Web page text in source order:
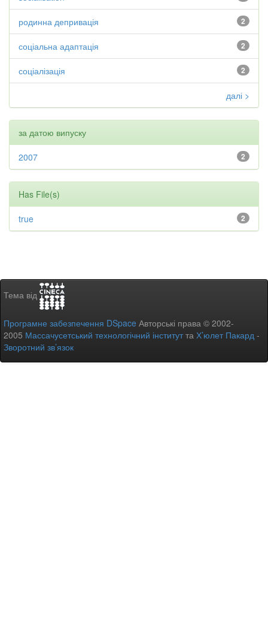
2
родинна депривація
2
соціальна адаптація
2
соціалізація
далі >
за датою випуску
2
2007
Has File(s)
2
true
Тема від
Програмне забезпечення DSpace Авторські права © 2002-
2005 Массачусетський технологічний інститутта Х’юлет Пакард -
Зворотний зв’язок